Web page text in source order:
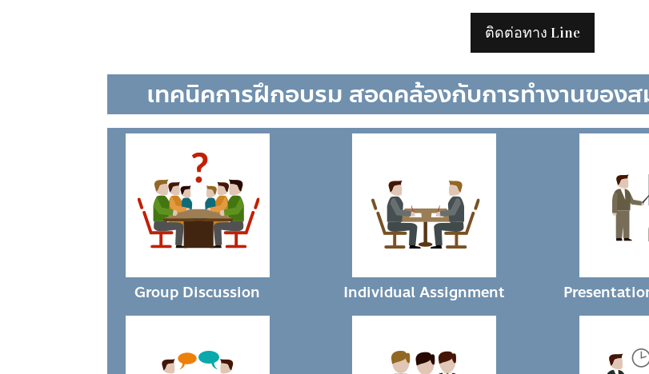
ติดต่อทาง Line
เทคนิคการฝึกอบรม สอดคล้องกับการทำงานของ
Group Discussion Individual Assignment